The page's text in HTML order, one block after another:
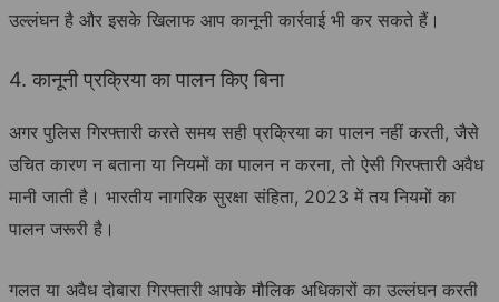
उल्लंघन है और इसके खिलाफ आप कानूनी कार्रवाई भी कर सकते हैं।
4. कानूनी प्रक्रिया का पालन किए बिना
अगर पुलिस गिरफ्तारी करते समय सही प्रक्रिया का पालन नहीं करती, जैसे
उचित कारण न बताना या नियमों का पालन न करना, तो ऐसी गिरफ्तारी अवैध
मानी जाती है। भारतीय नागरिक सुरक्षा संहिता, 2023 में तय नियमों का
पालन जरूरी है।
गलत या अवैध दोबारा गिरफ्तारी आपके मौलिक अधिकारों का उल्लंघन करती